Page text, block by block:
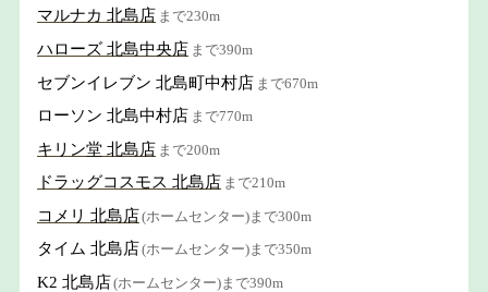
マルナカ 北島店 まで230m
ハローズ 北島中央店 まで390m
セブンイレブン 北島町中村店 まで670m
ローソン 北島中村店 まで770m
キリン堂 北島店 まで200m
ドラッグコスモス 北島店 まで210m
コメリ 北島店(ホームセンター)まで300m
タイム 北島店(ホームセンター)まで350m
K2 北島店(ホームセンター)まで390m